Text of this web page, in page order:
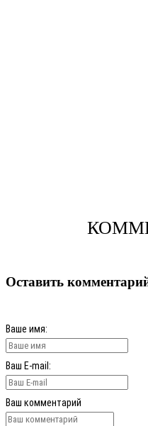
Оставить
Ваше имя:
Ваш E-mail:
Ваш комментарий